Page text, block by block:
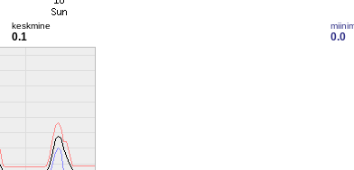
keskmine
0.1 0.0